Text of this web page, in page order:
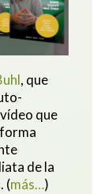
, que
que
de la
(más…)